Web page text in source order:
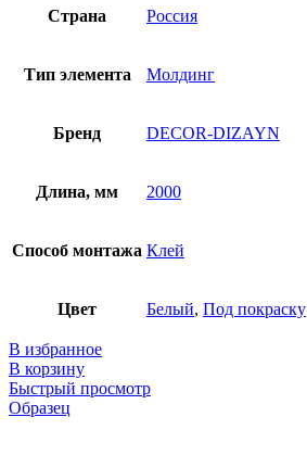
Страна Россия
Тип элемента Молдинг
Бренд DECOR-DIZAYN
Длина, мм 2000
Способ монтажа Клей
Цвет Белый, Под покраску
В избранное
В корзину
Быстрый просмотр
Образец